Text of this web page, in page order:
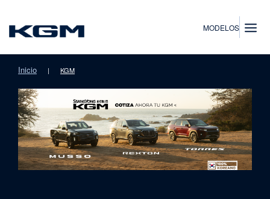
SsangYongMODELOS
Inicio | KGM